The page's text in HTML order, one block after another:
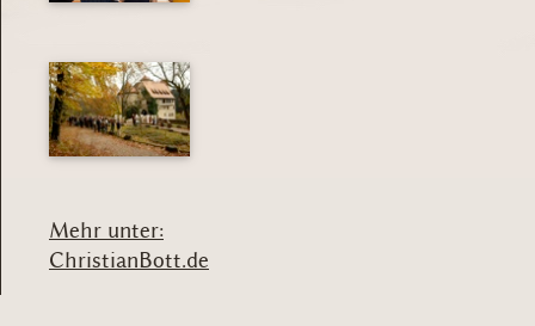
Mehr unter:
ChristianBott.de